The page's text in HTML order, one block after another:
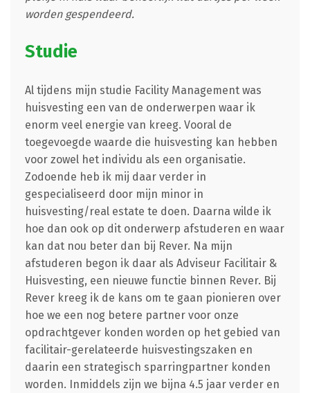
worden gespendeerd.
Studie
Al tijdens mijn studie Facility Management was
huisvesting een van de onderwerpen waar ik
enorm veel energie van kreeg. Vooral de
toegevoegde waarde die huisvesting kan hebben
voor zowel het individu als een organisatie.
Zodoende heb ik mij daar verder in
gespecialiseerd door mijn minor in
huisvesting/real estate te doen. Daarna wilde ik
hoe dan ook op dit onderwerp afstuderen en waar
kan dat nou beter dan bij Rever. Na mijn
afstuderen begon ik daar als Adviseur Facilitair &
Huisvesting, een nieuwe functie binnen Rever. Bij
Rever kreeg ik de kans om te gaan pionieren over
hoe we een nog betere partner voor onze
opdrachtgever konden worden op het gebied van
facilitair-gerelateerde huisvestingszaken en
daarin een strategisch sparringpartner konden
worden. Inmiddels zijn we bijna 4.5 jaar verder en